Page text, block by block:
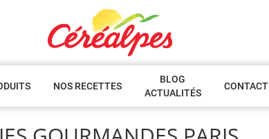
NOS RECETTES
BLOG
ACTUALITÉS
CONTACT